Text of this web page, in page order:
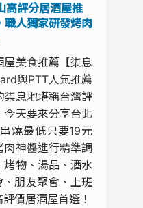
高評分居酒屋推
職人獨家研發烤肉
美食推薦【柒息
與PTT人氣推薦
柒息地堪稱台灣評
天要來分享台北
燒最低只要19元
神醬進行精準調
烤物、湯品、酒水
朋友聚會、上班
價居酒屋首選！